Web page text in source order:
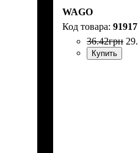
WAGO
91917
36.42грн 29.
Купить